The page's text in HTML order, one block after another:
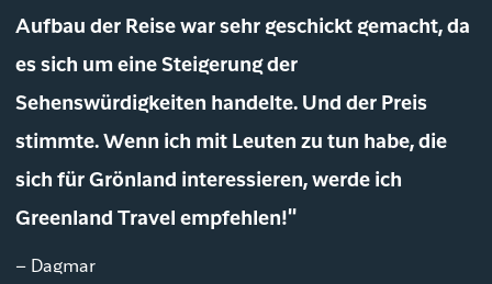
Aufbau der Reise war sehr geschickt gemacht, da
es sich um eine Steigerung der
Sehenswürdigkeiten handelte. Und der Preis
stimmte. Wenn ich mit Leuten zu tun habe, die
sich für Grönland interessieren, werde ich
Greenland Travel empfehlen!"
– Dagmar